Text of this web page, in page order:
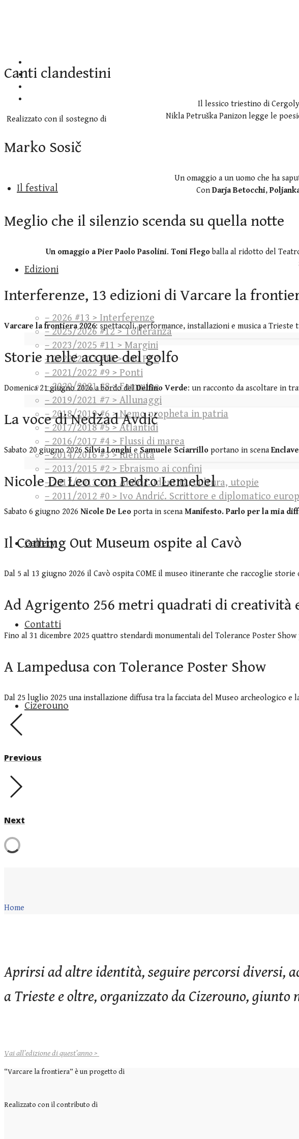
Realizzato con il sostegno di
Il festival
Edizioni
– 2026 #13 > Interferenze
– 2025/2026 #12 > Tolleranza
– 2023/2025 #11 > Margini
– 2022/2023 #10 > 100 PPP
– 2021/2022 #9 > Ponti
– 2020/2021 #8 > Femmine
– 2019/2021 #7 > Allunaggi
– 2018/2019 #6 > Nemo propheta in patria
– 2017/2018 #5 > Atlantidi
– 2016/2017 #4 > Flussi di marea
– 2014/2016 #3 > Identità
– 2013/2015 #2 > Ebraismo ai confini
– 2012/2013 #1 > Andrić. Identità, cultura, utopie
– 2011/2012 #0 > Ivo Andrić. Scrittore e diplomatico
Gallery
Contatti
Cizerouno
Canti clandestini
Il lessico triestino di Cergoly
Nikla Petruška Panizon legge le
Marko Sosič
Un omaggio a un uomo che ha
Con Darja Betocchi,
Meglio che il silenzio scenda su quella notte
Un omaggio a Pier Paolo Pasolini. Toni Flegoballa al ridotto del
Interferenze, 13 edizioni di Varcare la
Varcare la frontiera 2026: spettacoli, performance, installazioni e musica a Trieste
Storie nelle acque del golfo
Domenica 21 giugno 2026 a bordo delDelfino Verde: un racconto da ascoltare in
La voce di Nedžad Avdić
Sabato 20 giugno 2026Silvia Longhi e Samuele Sciarrillo portano in scena
Nicole De Leo con Pedro Lemebel
Sabato 6 giugno 2026 Nicole De Leo porta in scena Manifesto. Parlo per la mia
Il Coming Out Museum ospite al Cavò
Dal 5 al 13 giugno 2026 il Cavò ospita COME il museo itinerante che raccoglie
Ad Agrigento 256 metri quadrati di creatività
Fino al 31 dicembre 2025 quattro stendardi monumentali del Tolerance Poster
A Lampedusa con Tolerance Poster Show
Dal 25 luglio 2025 una installazione diffusa tra la facciata del Museo archeologico e
Previous
Next
Home
Aprirsi ad altre identità, seguire percorsi diversi,
a Trieste e oltre, organizzato da Cizerouno, giunto
Vai all’edizione di quest’anno >
“Varcare la frontiera” è un progetto di
Realizzato con il contributo di